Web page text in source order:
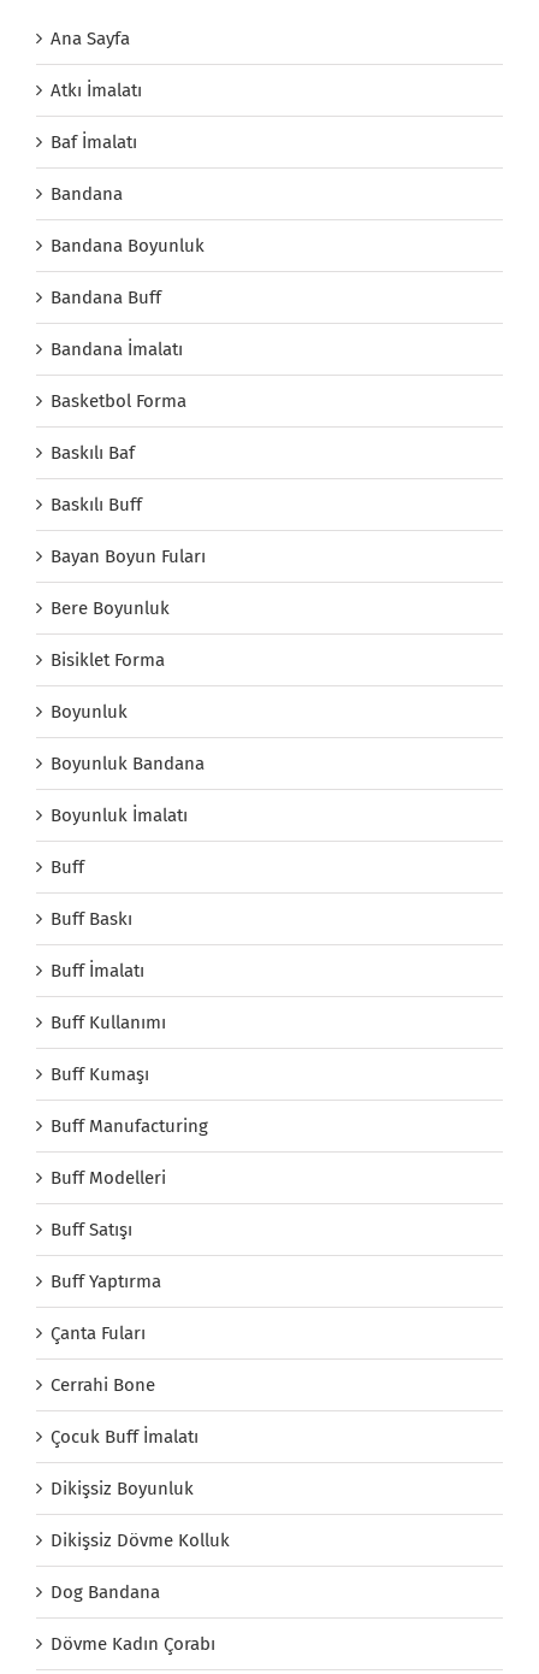
Ana Sayfa
Atkı İmalatı
Baf İmalatı
Bandana
Bandana Boyunluk
Bandana Buff
Bandana İmalatı
Basketbol Forma
Baskılı Baf
Baskılı Buff
Bayan Boyun Fuları
Bere Boyunluk
Bisiklet Forma
Boyunluk
Boyunluk Bandana
Boyunluk İmalatı
Buff
Buff Baskı
Buff İmalatı
Buff Kullanımı
Buff Kumaşı
Buff Manufacturing
Buff Modelleri
Buff Satışı
Buff Yaptırma
Çanta Fuları
Cerrahi Bone
Çocuk Buff İmalatı
Dikişsiz Boyunluk
Dikişsiz Dövme Kolluk
Dog Bandana
Dövme Kadın Çorabı